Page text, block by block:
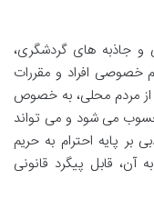
جاذبه های گردشگری،
خصوصی افراد و مقررات
مردم محلی، به خصوص
می شود و می تواند
بر پایه احترام به حریم
آن، قابل پیگرد قانونی